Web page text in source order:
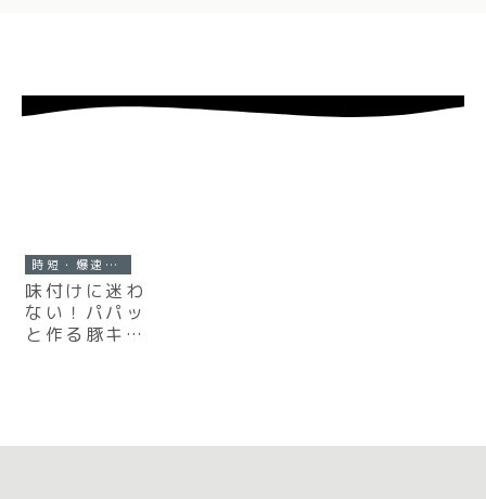
時短・爆速レシピ
味付けに迷わ
ない！パパッ
と作る豚キム